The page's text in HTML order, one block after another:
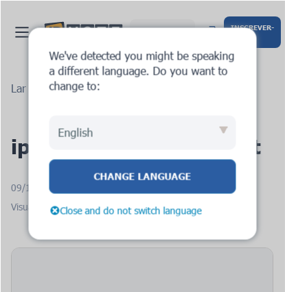
INSCREVER-
Lar Blogue ipnote.pro: new request
ipnote.pro: new request
09/15/2025
Visualizações: 1456
We've detected you might be speaking
a different language. Do you want to
change to:
English
CHANGE LANGUAGE
Close and do not switch language